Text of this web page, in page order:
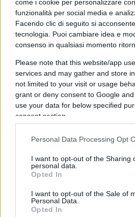
come i cookie per personalizzare
funzionalità per social media e
Facendo clic di seguito si
tecnologia. Puoi cambiare idea e
consenso in qualsiasi momento
Please note that this website/app
services and may gather and store
not limited to your visit or usage
grant or deny consent to Google
use your data for below specified
consent section.
Personal Data Processing Opt
I want to opt-out of the Sharing
personal data.
Opted In
I want to opt-out of the Sale of
Personal Data.
Opted In
esterne?
Grillo garantista e
L’unica certezza, è il
inchieste piovono sui
scritta. “Vaffanculo”, no?
giudiziaria si abbatte su di
Movimento cambia registro.
#BEPPE GRILLO
#GIUSEPPE CONTE
#LUIGI DI
Pagina